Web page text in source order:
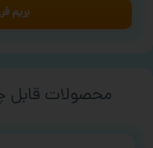
بریم
محصولات قابل